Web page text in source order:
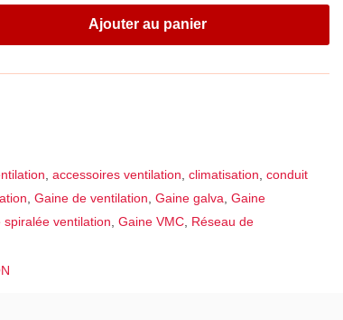
Ajouter au panier
,accessoires ventilation ,climatisation ,conduit
,Gaine de ventilation ,Gaine galva ,Gaine
spiralée ventilation ,Gaine VMC Réseau de